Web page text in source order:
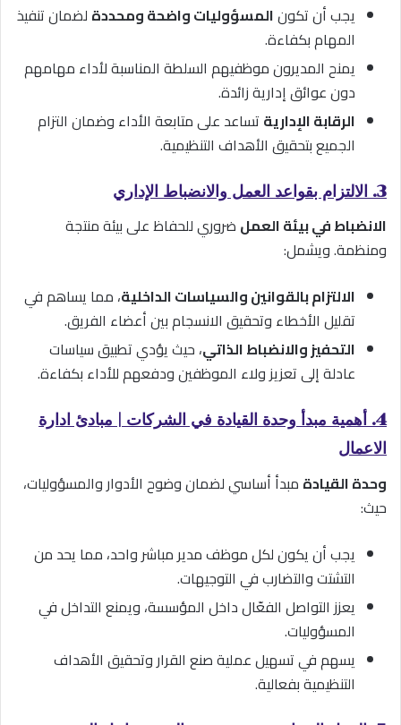
يجب أن تكونالمسؤوليات واضحة ومحددة لضمان تنفيذ
المهام بكفاءة.
يمنح المديرون موظفيهم السلطة المناسبة لأداء مهامهم
دون عوائق إدارية زائدة.
الرقابة الإدارية تساعد على متابعة الأداء وضمان التزام
الجميع بتحقيق الأهداف التنظيمية.
3. الالتزام بقواعد العمل والانضباط الإداري
الانضباط في بيئة العمل ضروري للحفاظ على بيئة منتجة
ومنظمة. ويشمل:
الالتزام بالقوانين والسياسات الداخلية، مما يساهم في
تقليل الأخطاء وتحقيق الانسجام بين أعضاء الفريق.
التحفيز والانضباط الذاتي، حيث يؤدي تطبيق سياسات
عادلة إلى تعزيز ولاء الموظفين ودفعهم للأداء بكفاءة.
4. أهمية مبدأ وحدة القيادة في الشركات | مبادئ ادارة
الاعمال
وحدة القيادة مبدأ أساسي لضمان وضوح الأدوار والمسؤوليات،
حيث:
يجب أن يكون لكل موظف مدير مباشر واحد، مما يحد من
التشتت والتضارب في التوجيهات.
يعزز التواصل الفعّال داخل المؤسسة، ويمنع التداخل في
المسؤوليات.
يسهم في تسهيل عملية صنع القرار وتحقيق الأهداف
التنظيمية بفعالية.